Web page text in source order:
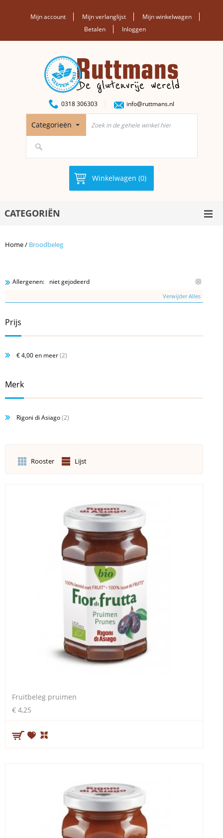
Mijn account Mijn verlanglijst
Mijn winkelwagen
Betalen
Inloggen
0318 306303 info@ruttmans.nl
Categorieën
Winkelwagen (0)
CATEGORIËN
Home/ Broodbeleg
Allergenen: niet gejodeerd
Verwijder Alles
Prijs
€ 4,00en meer(2)
Merk
Rigoni di Asiago(2)
Rooster Lijst
Fruitbeleg pruimen
€ 4,25